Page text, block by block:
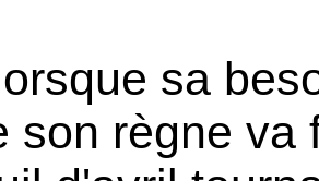
sa
son règne va